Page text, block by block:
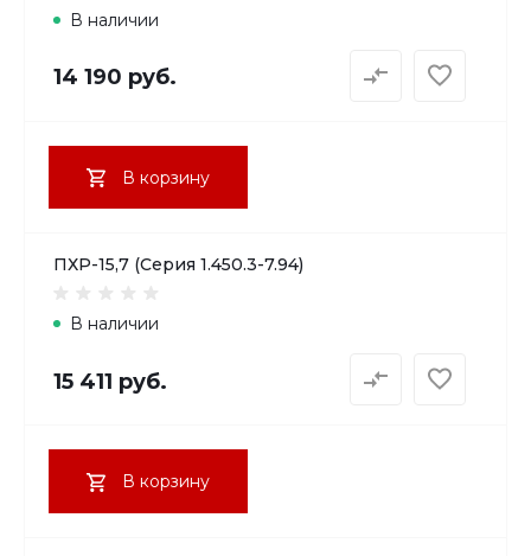
В наличии
14 190 руб.
В корзину
ПХР-15,7 (Серия 1.450.3-7.94)
В наличии
15 411 руб.
В корзину